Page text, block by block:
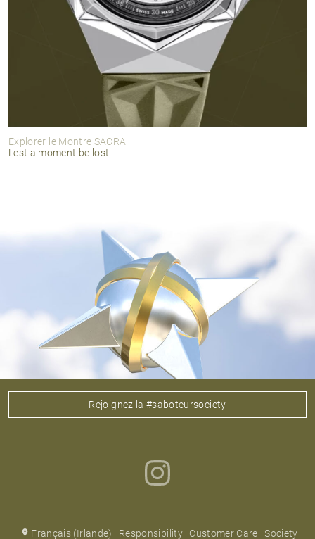
Explorer le Montre SACRA
Lest a moment be lost.
Rejoignez la #saboteursociety
Français (Irlande) Responsibility Customer Care
Society